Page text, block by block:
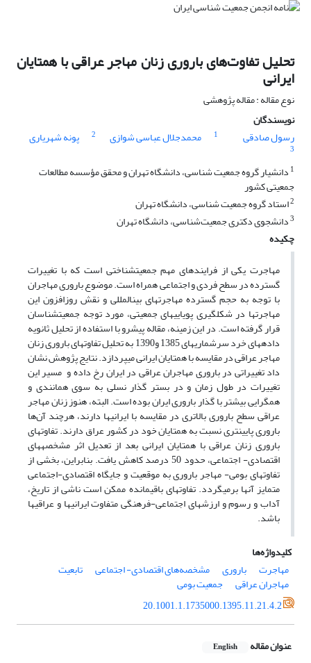
تحلیل تفاوت‌های باروری زنان مهاجر عراقی با همتایان
ایرانی
نوع مقاله : مقاله پژوهشی
نویسندگان
رسول صادقی
1 محمدجلال عباسی شوازی 2 پونه شهریاری
3
1 دانشیار گروه جمعیت شناسی، دانشگاه تهران و محقق مؤسسه مطالعات
جمعیتی کشور
2استاد گروه جمعیت شناسی، دانشگاه تهران
3دانشجوی دکتری جمعیت‌شناسی، دانشگاه تهران
چکیده
مهاجرت یکی از فرایندهای مهم جمعیت­شناختی است که با تغییرات
گسترده در سطح فردی و اجتماعی همراه است. موضوع باروری مهاجران
با توجه به حجم گسترده مهاجرت­های بین‏المللی و نقش روزافزون این
مهاجرت­ها در شکل­گیری پویایی­های جمعیتی، مورد توجه جمعیت­شناسان
قرار گرفته است. در این زمینه، مقاله پیش­رو با استفاده از تحلیل ثانویه
داده­های خرد سرشماری­های 1385 و1390 به تحلیل تفاوت­های باروری زنان
مهاجر عراقی در مقایسه با همتایان ایرانی می­پردازد. نتایج پژوهش نشان
داد تغییراتی در باروری مهاجران عراقی در ایران رخ داده و مسیر این
تغییرات در طول زمان و در بستر گذار نسلی به سوی همانندی و
همگرایی بیشتر با گذار باروری ایران بوده است. البته، هنوز زنان مهاجر
عراقی سطح باروری بالاتری در مقایسه با ایرانی­ها دارند، هرچند آن‌ها
باروری پایین­تری نسبت به همتایان خود در کشور عراق دارند. تفاوت­های
باروری زنان عراقی با همتایان ایرانی بعد از تعدیل اثر مشخصه­های
اقتصادی- اجتماعی، حدود 50 درصد کاهش یافت. بنابراین، بخشی از
تفاوت­های بومی- مهاجر باروری به موقعیت و جایگاه اقتصادی-اجتماعی
متمایز آن­ها برمی­گردد. تفاوت­های باقیمانده ممکن است ناشی از تاریخ،
آداب و رسوم و ارزش­های اجتماعی-فرهنگی متفاوت ایرانی­ها و عراقی­ها
باشد.
کلیدواژه‌ها
مهاجرت
باروری مشخصه‌های اقتصادی- اجتماعی تابعیت
مهاجران عراقی‌
جمعیت بومی
20.1001.1.1735000.1395.11.21.4.2
عنوان مقاله English